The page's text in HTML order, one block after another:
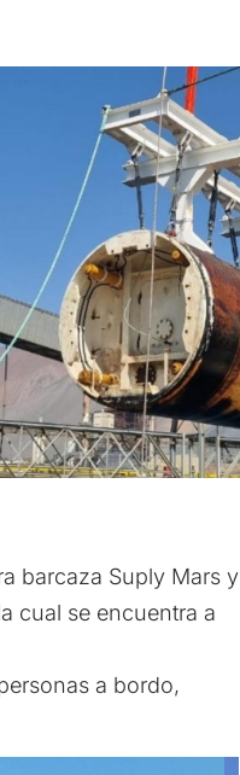
barcaza Suply Mars y
cual se encuentra a
a bordo,